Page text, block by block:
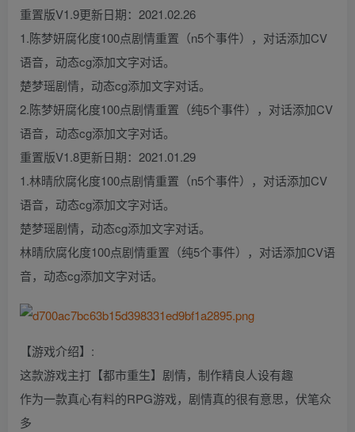
重置版V1.9更新日期：2021.02.26
1.陈梦妍腐化度100点剧情重置（n5个事件），对话添加CV
语音，动态cg添加文字对话。
楚梦瑶剧情，动态cg添加文字对话。
2.陈梦妍腐化度100点剧情重置（纯5个事件），对话添加CV
语音，动态cg添加文字对话。
重置版V1.8更新日期：2021.01.29
1.林晴欣腐化度100点剧情重置（n5个事件），对话添加CV
语音，动态cg添加文字对话。
楚梦瑶剧情，动态cg添加文字对话。
林晴欣腐化度100点剧情重置（纯5个事件），对话添加CV语
音，动态cg添加文字对话。
【游戏介绍】:
这款游戏主打【都市重生】剧情，制作精良人设有趣
作为一款真心有料的RPG游戏，剧情真的很有意思，伏笔众
多